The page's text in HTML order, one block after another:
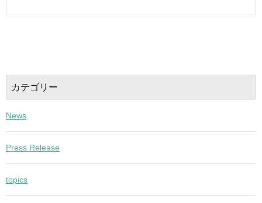
カテゴリー
News
Press Release
topics